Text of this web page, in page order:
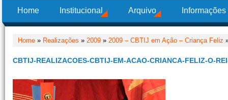
Home Institucional Arquivo
Home » Realizações » 2009 » 2009 – CBTIJ em Ação – Criança Feliz
CBTIJ-REALIZACOES-CBTIJ-EM-ACAO-CRIANCA-FELIZ-O-